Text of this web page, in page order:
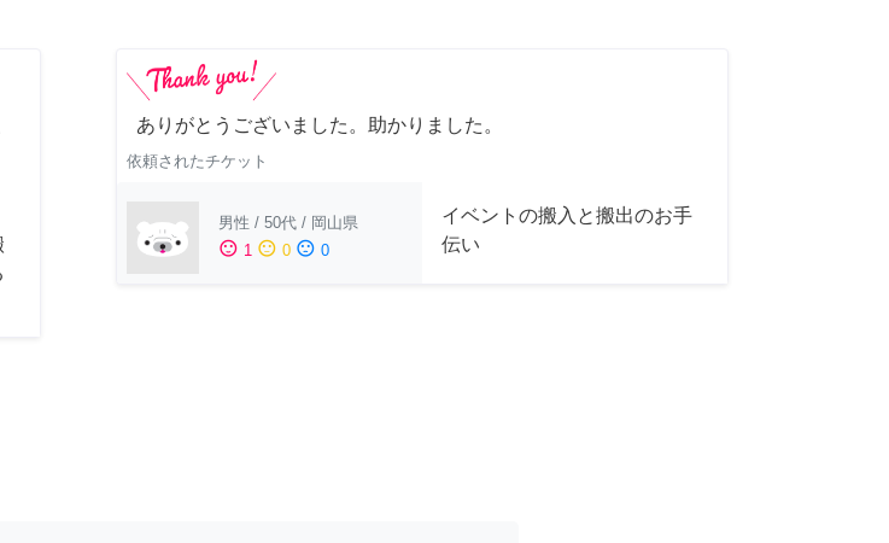
ありがとうございました。助かりました。
依頼されたチケット
男性 / 50代 / 岡山県
sentiment_satisfied 1 sentiment_neutral 0 sentiment_dissatisfied 0
イベントの搬入と搬出のお手
伝い